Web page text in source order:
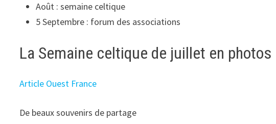
Août : semaine celtique
5 Septembre : forum des associations
La Semaine celtique de juillet en photos
Article Ouest France
De beaux souvenirs de partage